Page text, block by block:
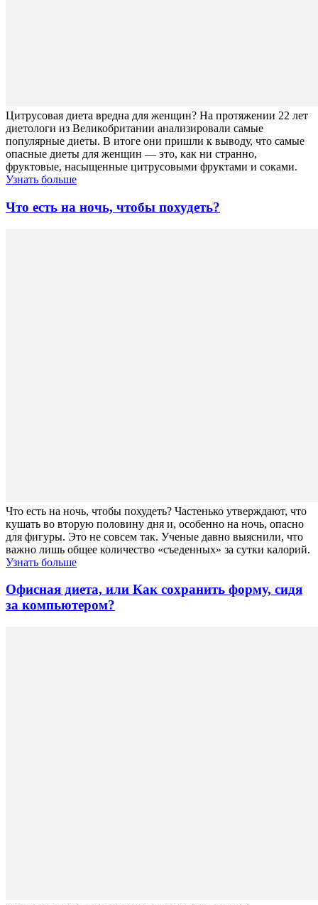
Цитрусовая диета вредна для женщин? На протяжении 22 лет
диетологи из Великобритании анализировали самые
популярные диеты. В итоге они пришли к выводу, что самые
опасные диеты для женщин — это, как ни странно,
фруктовые, насыщенные цитрусовыми фруктами и соками.
Узнать больше
Что есть на ночь, чтобы похудеть?
Что есть на ночь, чтобы похудеть? Частенько утверждают, что
кушать во вторую половину дня и, особенно на ночь, опасно
для фигуры. Это не совсем так. Ученые давно выяснили, что
важно лишь общее количество «съеденных» за сутки калорий.
Узнать больше
Офисная диета, или Как сохранить форму, сидя
за компьютером?